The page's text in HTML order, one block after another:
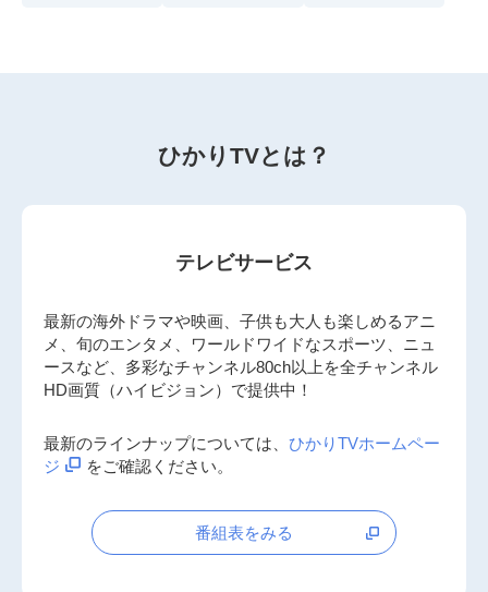
ひかりTVとは？
テレビサービス
最新の海外ドラマや映画、子供も大人も楽しめるアニ
メ、旬のエンタメ、ワールドワイドなスポーツ、ニュ
ースなど、多彩なチャンネル80ch以上を全チャンネル
HD画質（ハイビジョン）で提供中！
最新のラインナップについては、 ひかりTVホームペー
ジ
をご確認ください。
番組表をみる